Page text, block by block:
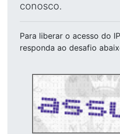
conosco.
Para liberar o acesso do IP
responda ao desafio